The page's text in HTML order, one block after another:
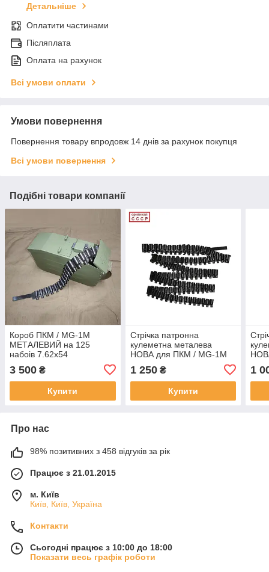
Детальніше
Оплатити частинами
Післяплата
Оплата на рахунок
Всі умови оплати
Умови повернення
Повернення товару впродовж 14 днів за рахунок покупця
Всі умови повернення
Подібні товари компанії
Короб ПКМ / MG-1М
МЕТАЛЕВИЙ на 125
набоів 7.62х54
КУЛЕМЕТА) з патронною
стрічкою на 125 набоів
3 500 ₴
Купити
Стрічка патронна
кулеметна металева
НОВА для ПКМ / MG-1М
на 125 (5х25шт) патронів
калібр 7.62х54 (оригінал
СРСР)
1 250₴
Купити
1
Про нас
98% позитивних з 458 відгуків за рік
Працює з 21.01.2015
м. Київ
Київ, Київ, Україна
Контакти
Сьогодні працює з 10:00 до 18:00
Показати весь графік роботи